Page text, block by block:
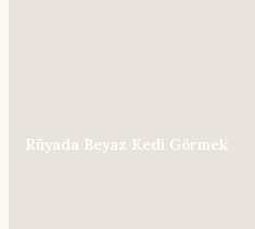
Rüyada Beyaz Kedi Görmek